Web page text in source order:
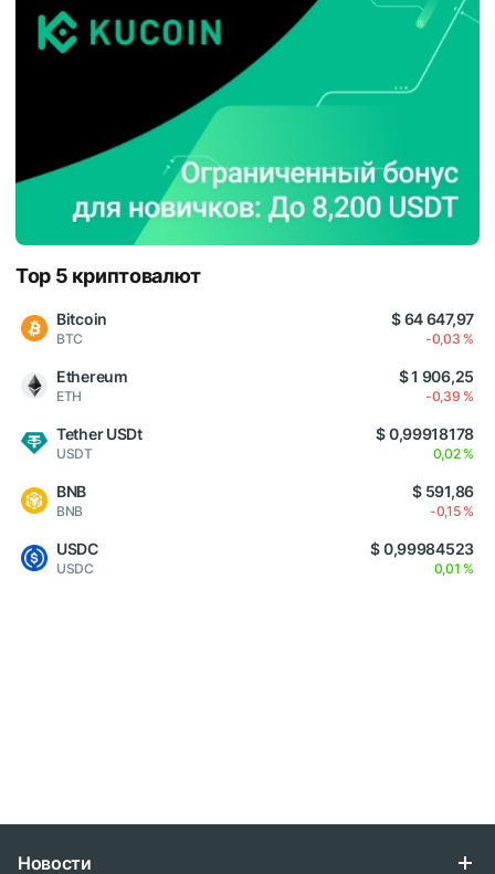
Top 5 криптовалют
Bitcoin
BTC
$ 64 647,97
-0,03 %
Ethereum
ETH
$ 1 906,25
-0,39 %
Tether USDt
USDT
$ 0,99918178
0,02 %
BNB
BNB
$ 591,86
-0,15 %
USDC
USDC
$ 0,99984523
0,01 %
Новости